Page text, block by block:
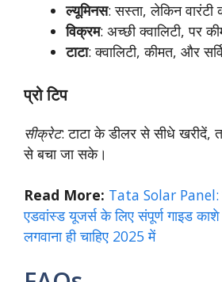
ल्यूमिनस: सस्ता, लेकिन वारंटी
विक्रम: अच्छी क्वालिटी, पर
टाटा: क्वालिटी, कीमत, और
प्रो टिप
सीक्रेट: टाटा के डीलर से सीधे खरीदें,
से बचा जा सके।
Read More: Tata Solar
एडवांस्ड यूजर्स के लिए संपूर्ण गाइड
लगवाना ही चाहिए 2025 में